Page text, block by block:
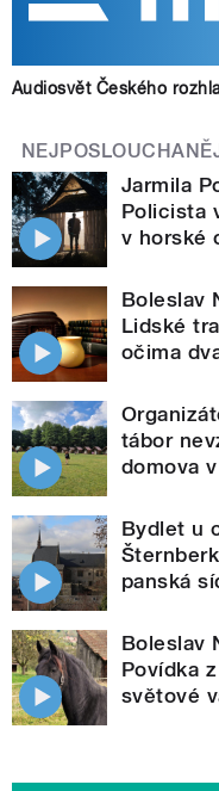
Audiosvět Českého
Jarmila
Policista
v horské
Boleslav
Lidské
očima
tábor
domova
Bydlet u
panská
Boleslav
Povídka
světové